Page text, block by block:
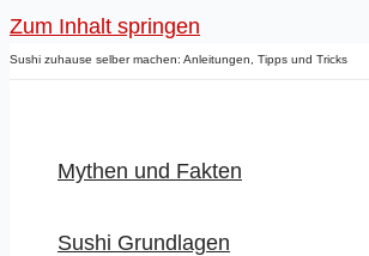
Zum Inhalt springen
Sushi zuhause selber machen: Anleitungen, Tipps und Tricks
Mythen und Fakten
Sushi Grundlagen